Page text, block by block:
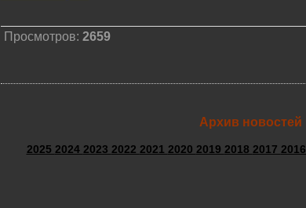
Просмотров: 2659
Архив новостей
2025 2024 2023 2022 2021 2020 2019 2018 2017 2016